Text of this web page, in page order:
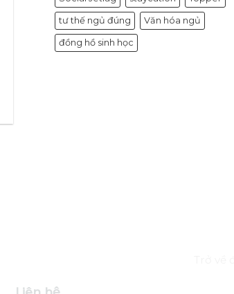
tư thế ngủ đúng Văn hóa ngủ
đồng hồ sinh học